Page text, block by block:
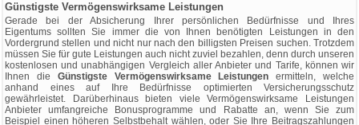
Günstigste Vermögenswirksame Leistungen
Gerade bei der Absicherung Ihrer persönlichen Bedürfnisse und Ihres
Eigentums sollten Sie immer die von Ihnen benötigten Leistungen in den
Vordergrund stellen und nicht nur nach den billigsten Preisen suchen. Trotzdem
müssen Sie für gute Leistungen auch nicht zuviel bezahlen, denn durch unseren
kostenlosen und unabhängigen Vergleich aller Anbieter und Tarife, können wir
Ihnen die Günstigste Vermögenswirksame Leistungen ermitteln, welche
anhand eines auf Ihre Bedürfnisse optimierten Versicherungsschutz
gewährleistet. Darüberhinaus bieten viele Vermögenswirksame Leistungen
Anbieter umfangreiche Bonusprogramme und Rabatte an, wenn Sie zum
Beispiel einen höheren Selbstbehalt wählen, oder Sie Ihre Beitragszahlungen